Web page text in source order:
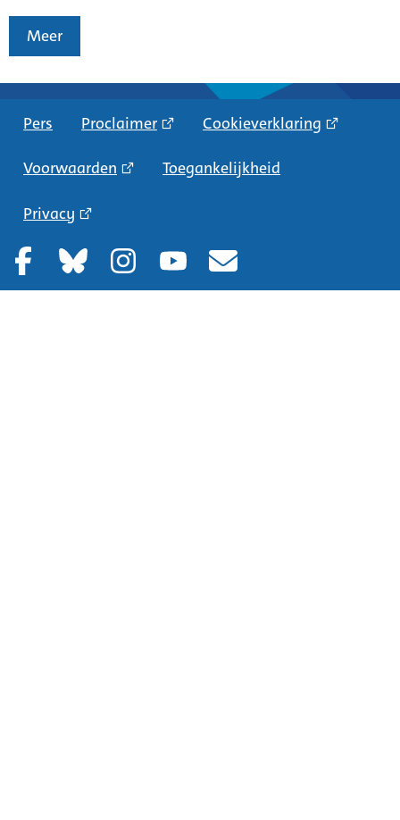
Meer
Pers Proclaimer Cookieverklaring
Voorwaarden Toegankelijkheid
Privacy